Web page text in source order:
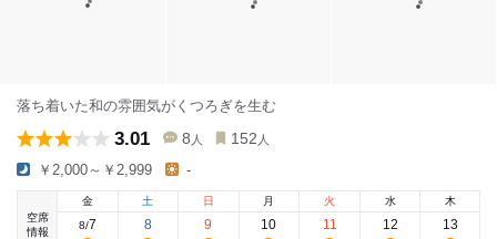
落ち着いた和の雰囲気がくつろぎを生む
3.01 8 人 152 人
￥2,000～￥2,999 -
空席
情報
金
8/7
土
8
日
9
月
10
火
11
水
12
木
13